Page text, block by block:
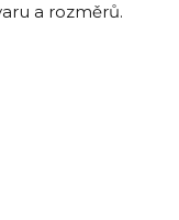
a rozměrů.